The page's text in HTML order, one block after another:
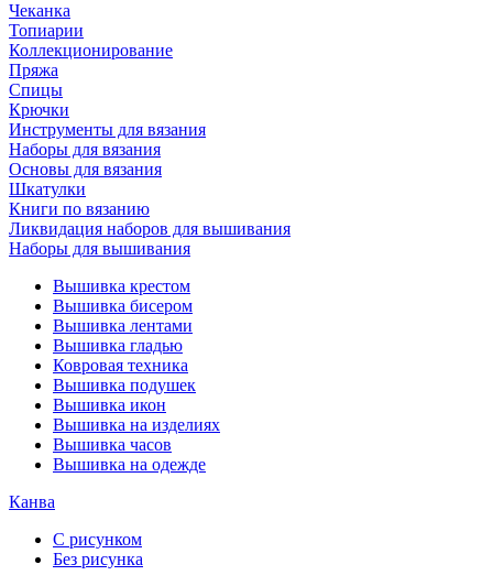
Чеканка
Топиарии
Коллекционирование
Пряжа
Спицы
Крючки
Инструменты для вязания
Наборы для вязания
Основы для вязания
Шкатулки
Книги по вязанию
Ликвидация наборов для вышивания
Наборы для вышивания
Вышивка крестом
Вышивка бисером
Вышивка лентами
Вышивка гладью
Ковровая техника
Вышивка подушек
Вышивка икон
Вышивка на изделиях
Вышивка часов
Вышивка на одежде
Канва
С рисунком
Без рисунка